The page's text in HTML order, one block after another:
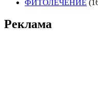
ФИТОЛЕЧЕНИЕ
Реклама